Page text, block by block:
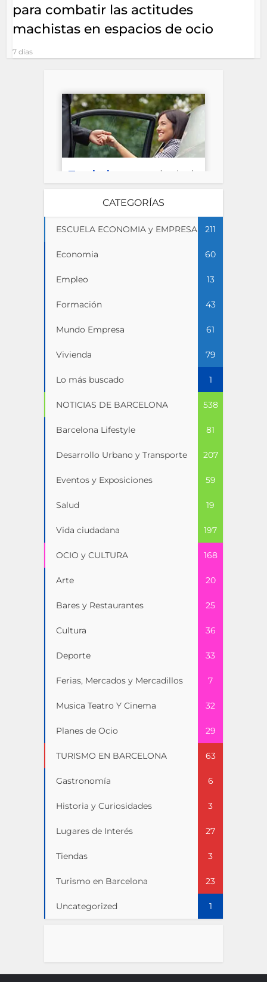
para combatir las actitudes
machistas en espacios de ocio
7 días
CATEGORÍAS
ESCUELA ECONOMIA y EMPRESA 211
Economia 60
Empleo 13
Formación 43
Mundo Empresa 61
Vivienda 79
Lo más buscado 1
NOTICIAS DE BARCELONA 538
Barcelona Lifestyle 81
Desarrollo Urbano y Transporte 207
Eventos y Exposiciones 59
Salud 19
Vida ciudadana 197
OCIO y CULTURA 168
Arte 20
Bares y Restaurantes 25
Cultura 36
Deporte 33
Ferias, Mercados y Mercadillos 7
Musica Teatro Y Cinema 32
Planes de Ocio 29
TURISMO EN BARCELONA 63
Gastronomía 6
Historia y Curiosidades 3
Lugares de Interés 27
Tiendas 3
Turismo en Barcelona 23
Uncategorized 1